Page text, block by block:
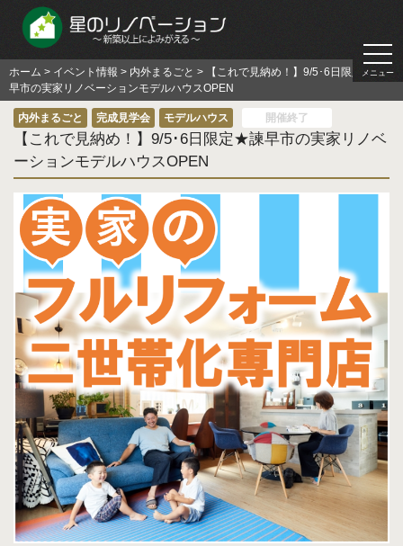
メニュー
ホーム > イベント情報 > 内外まるごと >
【これで見納め！】9/5･6日限定★諫
早市の実家リノベーションモデルハウスOPEN
内外まるごと 完成見学会 モデルハウス 開催終了
【これで見納め！】9/5･6日限定★諫早市の実家リノベ
ーションモデルハウスOPEN